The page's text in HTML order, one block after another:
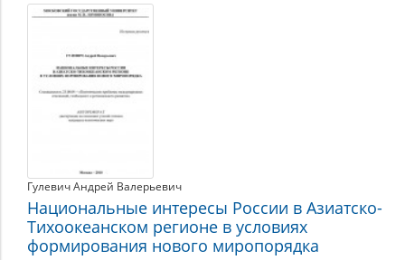
Политические
отношения
Гулевич Андрей Валерьевич
Национальные интересы России в Азиатско-
Тихоокеанском регионе в условиях
формирования нового миропорядка